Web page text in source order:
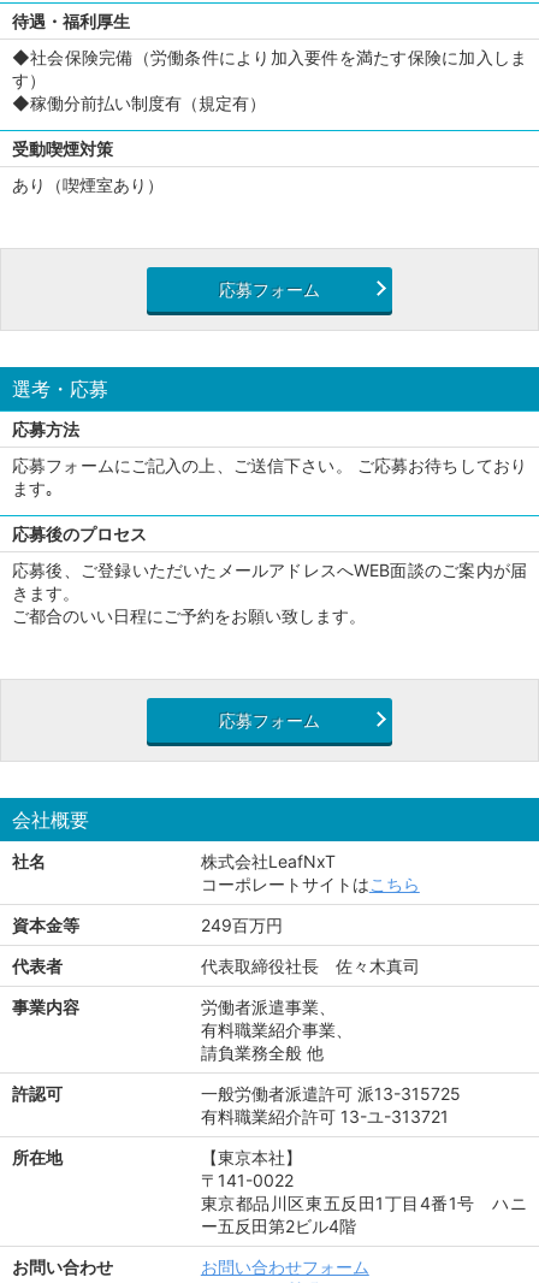
待遇・福利厚生
◆社会保険完備（労働条件により加入要件を満たす保険に加入しま
す）
◆稼働分前払い制度有（規定有）
受動喫煙対策
あり（喫煙室あり）
応募フォーム
選考・応募
応募方法
応募フォームにご記入の上、ご送信下さい。 ご応募お待ちしており
ます｡
応募後のプロセス
応募後、ご登録いただいたメールアドレスへWEB面談のご案内が届
きます。
ご都合のいい日程にご予約をお願い致します。
応募フォーム
会社概要
社名
株式会社LeafNxT
コーポレートサイトはこちら
資本金等
249百万円
代表者
代表取締役社長 佐々木真司
事業内容
労働者派遣事業、
有料職業紹介事業、
請負業務全般 他
許認可
一般労働者派遣許可 派13-315725
有料職業紹介許可 13-ユ-313721
所在地
【東京本社】
〒141-0022
東京都品川区東五反田1丁目4番1号 ハニ
ー五反田第2ビル4階
お問い合わせ
お問い合わせフォーム